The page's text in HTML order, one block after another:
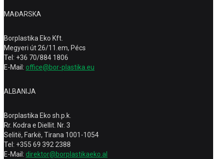
MAĐARSKA
Borplastika Eko Kft.
Megyeri út 26/11.em, Pécs
Tel: +36 70/884 1806
E-Mail: office@bor-plastika.eu
ALBANIJA
Borplastika Eko sh.p.k.
Rr. Kodra e Diellit. Nr. 3
Selitë, Farkë, Tirana 1001-1054
Tel: +355 69 392 2388
E-Mail: direktor@borplastikaeko.al